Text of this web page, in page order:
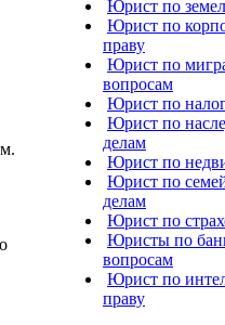
Юрист по
Юрист по
праву
Юрист по
вопросам
Юрист по
Юрист по
делам
Юрист по
Юрист по
делам
Юрист по
Юристы по
вопросам
Юрист по
праву